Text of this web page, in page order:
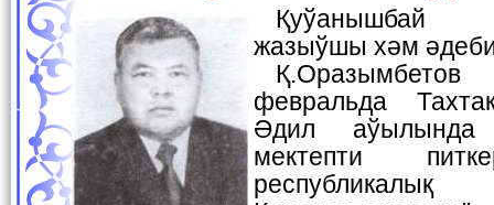
Қуўанышбай Оразымбетов—
жазыўшы хәм
Қ.Оразымбетов 1962-жылы 4-
февральда
Әдил аўылында
мектепти